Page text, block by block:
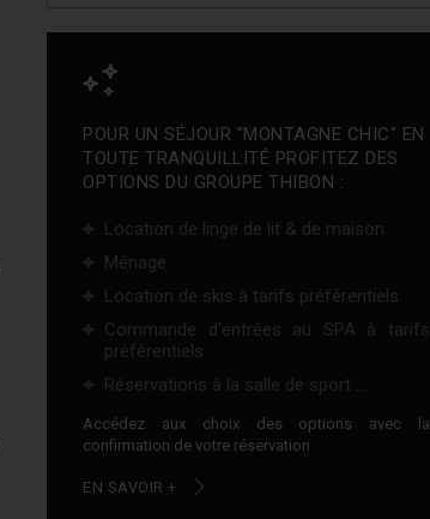
POUR UN SÉJOUR "MONTAGNE CHIC" EN
TOUTE TRANQUILLITÉ PROFITEZ DES
OPTIONS DU GROUPE THIBON :
Location de linge de lit & de maison
Ménage
Location de skis à tarifs préférentiels
Commande d'entrées au SPA à tarifs
préférentiels
Réservations à la salle de sport ...
Accédez aux choix des options avec la
confirmation de votre réservation
EN SAVOIR +